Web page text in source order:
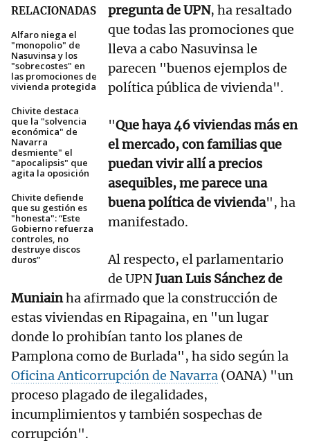
RELACIONADAS
Alfaro niega el
"monopolio" de
Nasuvinsa y los
"sobrecostes" en
las promociones de
vivienda protegida
Chivite destaca
que la "solvencia
económica" de
Navarra
desmiente" el
"apocalipsis" que
agita la oposición
Chivite defiende
que su gestión es
"honesta": “Este
Gobierno refuerza
controles, no
destruye discos
duros”
pregunta de UPN, ha resaltado
que todas las promociones que
lleva a cabo Nasuvinsa le
parecen "buenos ejemplos de
política pública de vivienda".
"Que haya 46 viviendas más en
el mercado, con familias que
puedan vivir allí a precios
asequibles, me parece una
buena política de vivienda", ha
manifestado.
Al respecto, el parlamentario
de UPNJuan Luis Sánchez de
Muniainha afirmado que la construcción de
estas viviendas en Ripagaina, en "un lugar
donde lo prohibían tanto los planes de
Pamplona como de Burlada", ha sido según la
Oficina Anticorrupción de Navarra (OANA) "un
proceso plagado de ilegalidades,
incumplimientos y también sospechas de
corrupción".